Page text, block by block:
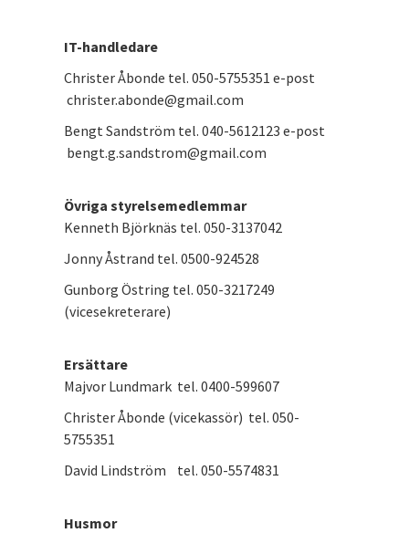
IT-handledare
Christer Åbonde tel. 050-5755351 e-post
christer.abonde@gmail.com
Bengt Sandström tel. 040-5612123 e-post
bengt.g.sandstrom@gmail.com
Övriga styrelsemedlemmar
Kenneth Björknäs tel. 050-3137042
Jonny Åstrand tel. 0500-924528
Gunborg Östring tel. 050-3217249
(vicesekreterare)
Ersättare
Majvor Lundmark tel. 0400-599607
Christer Åbonde (vicekassör) tel. 050-
5755351
David Lindström tel. 050-5574831
Husmor